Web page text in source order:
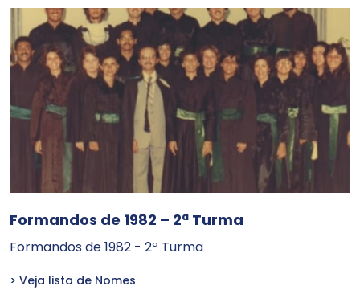
Formandos de 1982 – 2ª Turma
Formandos de 1982 - 2ª Turma
> Veja lista de Nomes